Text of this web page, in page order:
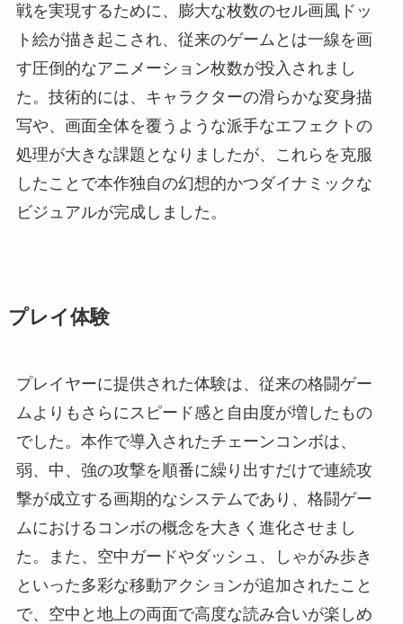
戦を実現するために、膨大な枚数のセル画風ドッ
ト絵が描き起こされ、従来のゲームとは一線を画
す圧倒的なアニメーション枚数が投入されまし
た。技術的には、キャラクターの滑らかな変身描
写や、画面全体を覆うような派手なエフェクトの
処理が大きな課題となりましたが、これらを克服
したことで本作独自の幻想的かつダイナミックな
ビジュアルが完成しました。
プレイ体験
プレイヤーに提供された体験は、従来の格闘ゲー
ムよりもさらにスピード感と自由度が増したもの
でした。本作で導入されたチェーンコンボは、
弱、中、強の攻撃を順番に繰り出すだけで連続攻
撃が成立する画期的なシステムであり、格闘ゲー
ムにおけるコンボの概念を大きく進化させまし
た。また、空中ガードやダッシュ、しゃがみ歩き
といった多彩な移動アクションが追加されたこと
で、空中と地上の両面で高度な読み合いが楽しめ